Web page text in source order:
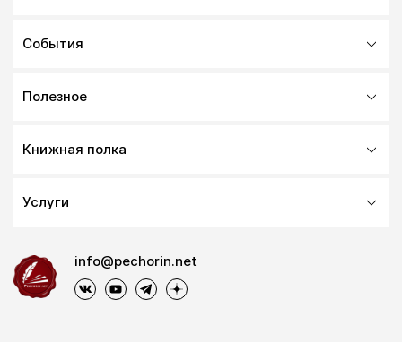
События
Полезное
Книжная полка
Услуги
info@pechorin.net